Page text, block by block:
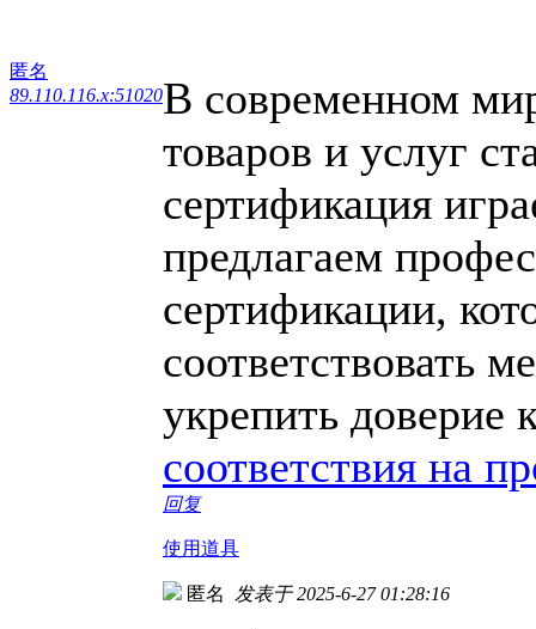
匿名
89.110.116.x:51020В современном
товаров и услуг
сертификация
предлагаем
сертификации,
соответствовать
укрепить доверие
соответствия на
回复
使用道具
匿名 发表于 2025-6-27 01:28:16